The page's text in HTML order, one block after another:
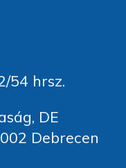
54 hrsz.
DE
Debrecen